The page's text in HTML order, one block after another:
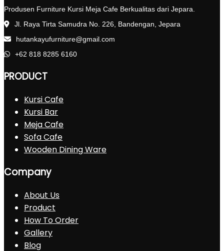
Produsen Furniture Kursi Meja Cafe Berkualitas dari Jepara.
Jl. Raya Tirta Samudra No. 226, Bandengan, Jepara
hutankayufurniture@gmail.com
+62 818 8285 6160
PRODUCT
Kursi Cafe
Kursi Bar
Meja Cafe
Sofa Cafe
Wooden Dining Ware
Company
About Us
Product
How To Order
Gallery
Blog